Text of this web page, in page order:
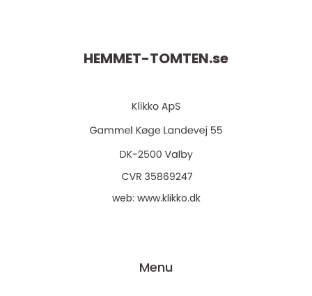
HEMMET-TOMTEN.se
web: www.klikko.dk
Menu